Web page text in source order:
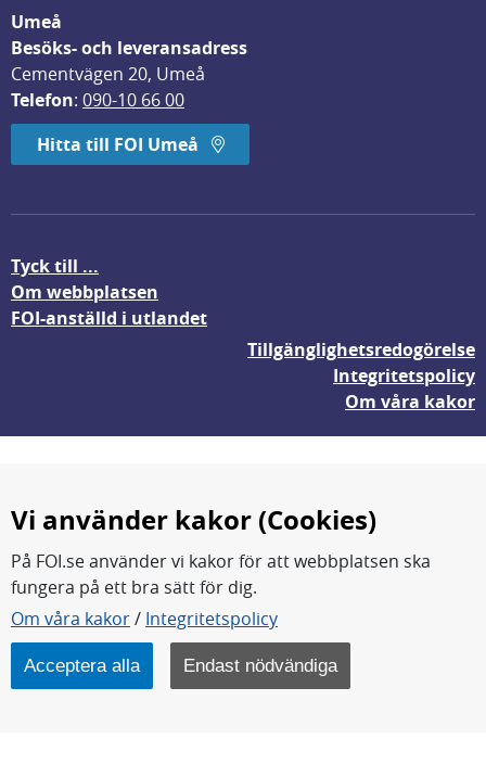
Umeå
Besöks- och leveransadress
Cementvägen 20, Umeå
Telefon: 090-10 66 00
Hitta till FOI Umeå
Tyck till ...
Om webbplatsen
FOI-anställd i utlandet
Tillgänglighetsredogörelse
Integritetspolicy
Om våra kakor
FOI forskar för en säkrare värld.
FOI:s kärnverksamhet är forskning, metod- och
teknikutveckling samt analyser och studier.
Myndigheten ligger under Försvarsdepartementet.
Vi använder kakor (Cookies)
På FOI.se använder vi kakor för att webbplatsen ska
fungera på ett bra sätt för dig.
Om våra kakor/ Integritetspolicy
Acceptera alla Endast nödvändiga